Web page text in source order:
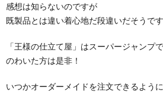
感想は知らないのですが
既製品とは違い着心地だ段違いだそうです
「王様の仕立て屋」はスーパージャンプ
のわいた方は是非！
いつかオーダーメイドを注文できるよう